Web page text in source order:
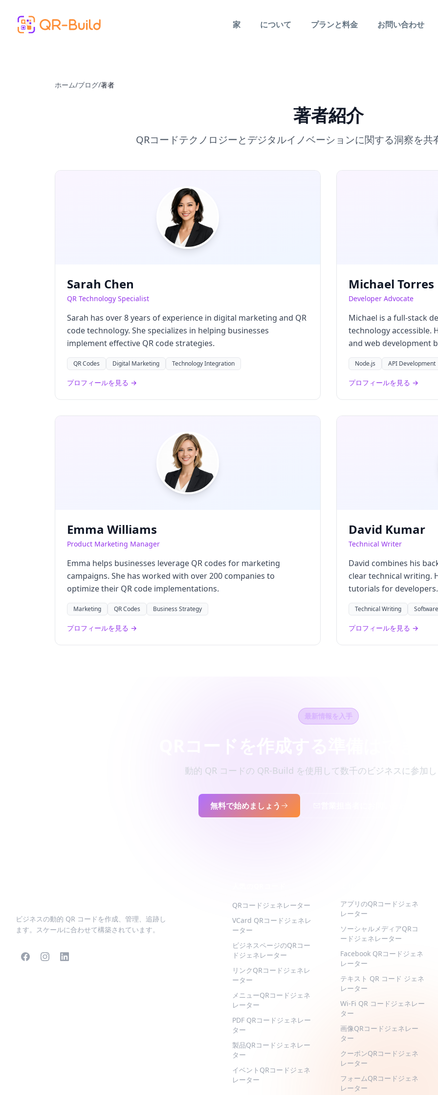
家
について プランと料金 お問い合わせ
ホーム/ブログ/著者
著者紹介
QRコードテクノロジーとデジタルイノベーションに関する洞察を共
Sarah Chen
QR Technology Specialist
Sarah has over 8 years of experience in digital marketing and QR
code technology. She specializes in helping businesses
implement effective QR code strategies.
QR Codes Digital Marketing Technology Integration
プロフィールを見る →
Michael Torres
Developer Advocate
Michael is a full-stack
technology accessible.
and web development
Node.js API Development
プロフィールを見る →
Emma Williams
Product Marketing Manager
Emma helps businesses leverage QR codes for marketing
campaigns. She has worked with over 200 companies to
optimize their QR code implementations.
Marketing QR Codes Business Strategy
プロフィールを見る →
David Kumar
Technical Writer
David combines his
clear technical writing.
tutorials for developers.
Technical Writing
プロフィールを見る →
最新情報を入手
動的 QR コードの QR-Build を使用して数千のビジネスに参加し
無料で始めましょう
ビジネスの動的 QR コードを作成、管理、追跡し
ます。スケールに合わせて構築されています。
QRコードジェネレーター
VCard QRコードジェネレ
ーター
ビジネスページのQRコー
ドジェネレーター
リンクQRコードジェネレ
ーター
メニューQRコードジェネ
レーター
PDF QRコードジェネレー
ター
製品QRコードジェネレー
ター
イベントQRコードジェネ
レーター
アプリのQRコードジェネ
レーター
ソーシャルメディアQRコ
ードジェネレーター
Facebook QRコードジェネ
レーター
テキスト QR コード ジェネ
レーター
Wi-Fi QR コードジェネレー
ター
画像QRコードジェネレー
ター
クーポンQRコードジェネ
レーター
フォームQRコードジェネ
レーター